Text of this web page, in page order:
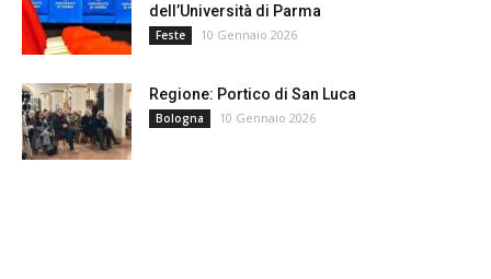
dell’Università di Parma
Feste 10 Gennaio 2026
Regione: Portico di San Luca
Bologna 10 Gennaio 2026